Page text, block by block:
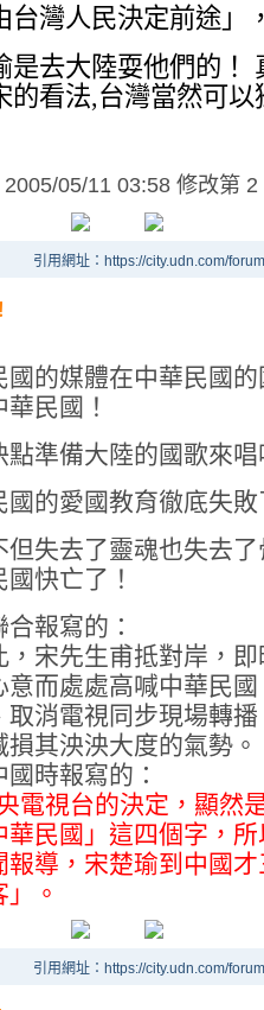
台灣人民決定前途」
是去大陸耍他們的！
的看法,台灣當然可以
2005/05/11 03:58 修改第 2
引用網址：https://city.udn.com/
國的媒體在中華民國
華民國！
點準備大陸的國歌來唱
國的愛國教育徹底失敗
但失去了靈魂也失去
國快亡了！
合報寫的：
，宋先生甫抵對岸，
意而處處高喊中華民
取消電視同步現場轉
損其泱泱大度的氣勢。
國時報寫的：
視台的決定，顯然
華民國」這四個字，
報導，宋楚瑜到中國
」。
引用網址：https://city.udn.com/